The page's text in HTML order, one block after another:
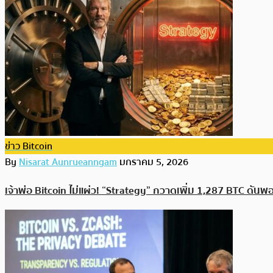
ข่าว Bitcoin
ByNisarat Aunrueanngamมกราคม 5, 2026
เจ้าพ่อ Bitcoin ไม่แผ่ว! “Strategy” กวาดเพิ่ม 1,287 BTC ดัน